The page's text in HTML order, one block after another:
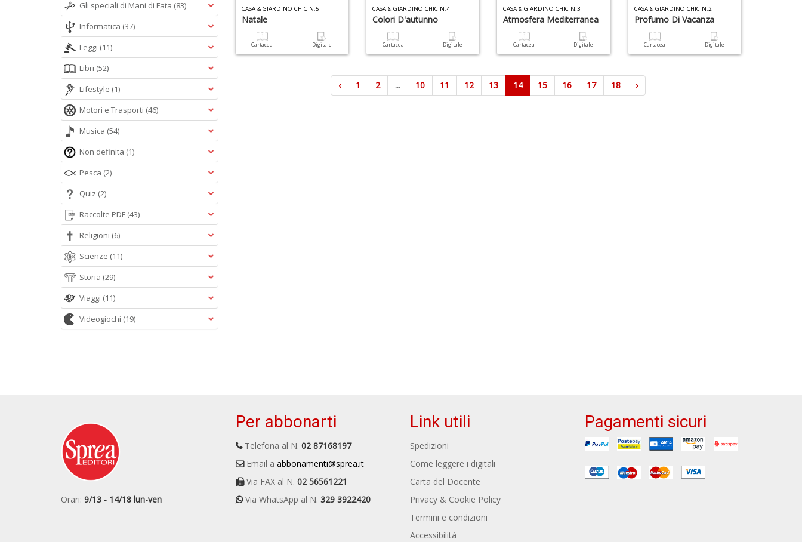
CASA & GIARDINO CHIC N.5
Natale
Cartacea Digitale
CASA & GIARDINO CHIC N.4
Colori D'autunno
Cartacea Digitale
CASA & GIARDINO CHIC N.3
Atmosfera Mediterranea
Cartacea Digitale
CASA & GIARDINO CHIC N.2
Profumo Di Vacanza
Cartacea Digitale
‹ 1 2 ... 10 11 12 13 14 15 16 17 18 ›
Gli speciali di Mani di Fata (83)
Informatica (37)
Leggi (11)
Libri (52)
Lifestyle (1)
Motori e Trasporti (46)
Musica (54)
Non definita (1)
Pesca (2)
Quiz (2)
Raccolte PDF (43)
Religioni (6)
Scienze (11)
Storia (29)
Viaggi (11)
Videogiochi (19)
Orari: 9/13 - 14/18 lun-ven
Per abbonarti
Telefona al N. 02 87168197
Email a abbonamenti@sprea.it
Via FAX al N. 02 56561221
Via WhatsApp al N. 329 3922420
Link utili
Spedizioni
Come leggere i digitali
Carta del Docente
Privacy & Cookie Policy
Termini e condizioni
Accessibilità
Pagamenti sicuri